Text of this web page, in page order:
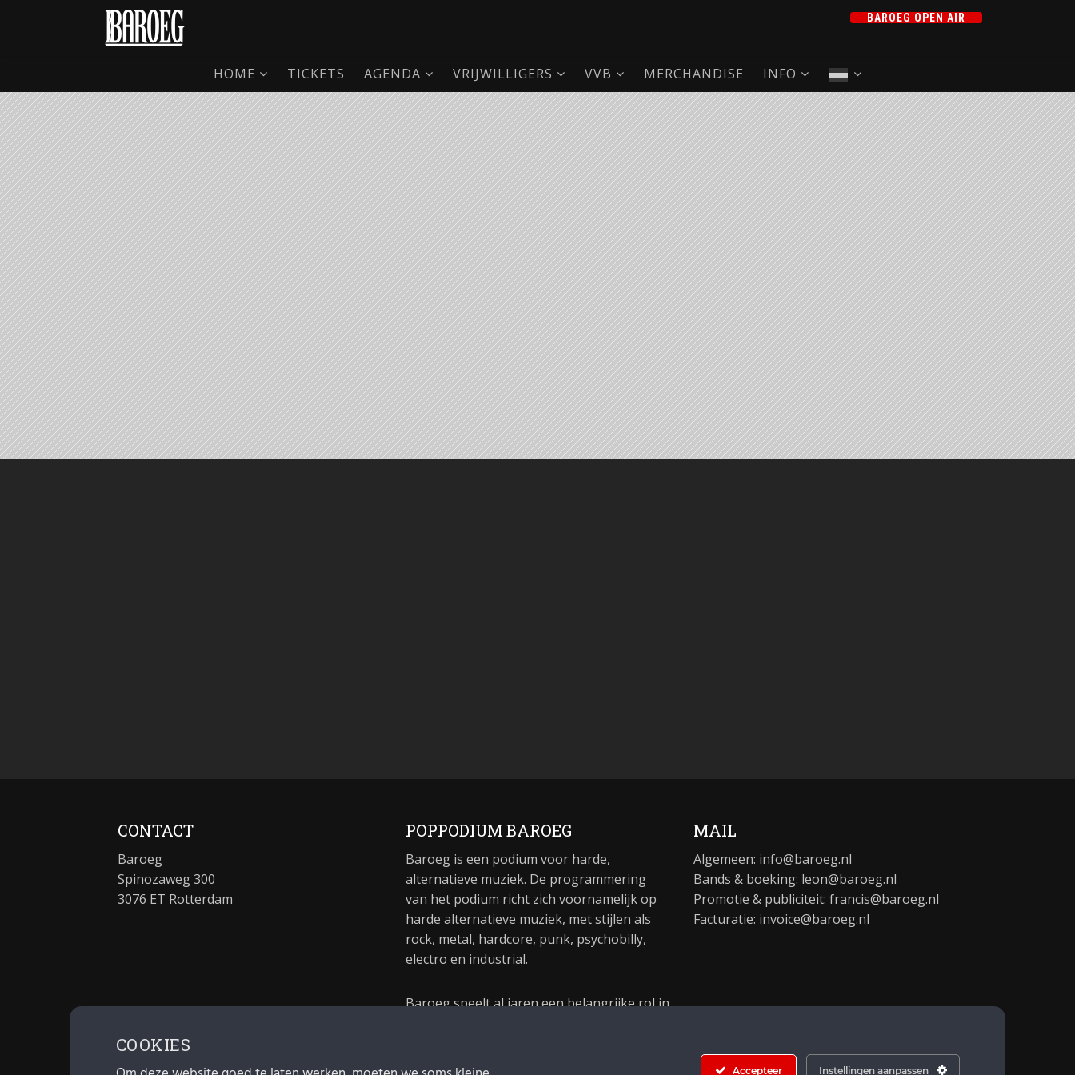
BAROEG OPEN AIR
HOME TICKETS AGENDA VRIJWILLIGERS VVB MERCHANDISE INFO
CONTACT
Baroeg
Spinozaweg 300
3076 ET Rotterdam
POPPODIUM BAROEG
Baroeg is een podium voor harde,
alternatieve muziek. De programmering
van het podium richt zich voornamelijk op
harde alternatieve muziek, met stijlen als
rock, metal, hardcore, punk, psychobilly,
electro en industrial.
Baroeg speelt al jaren een belangrijke rol in
MAIL
Algemeen: info@baroeg.nl
Bands & boeking: leon@baroeg.nl
Promotie & publiciteit: francis@baroeg.nl
Facturatie: invoice@baroeg.nl
COOKIES
Accepteer Instellingen aanpassen